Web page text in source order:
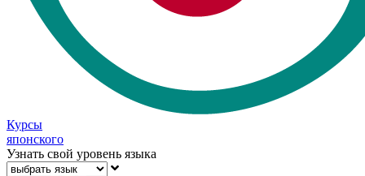
Курсы
японского
Узнать свой уровень языка